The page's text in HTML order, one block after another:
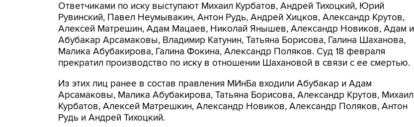
Ответчиками по иску выступают Михаил Курбатов, Андрей Тихоцкий, Юрий
Рувинский, Павел Неумывакин, Антон Рудь, Андрей Хицков, Александр Крутов,
Алексей Матрешин, Адам Мацаев, Николай Янышев, Александр Новиков, Адам и
Абубакар Арсамаковы, Владимир Катунин, Татьяна Борисова, Галина Шаханова,
Малика Абубакирова, Галина Фокина, Александр Поляков. Суд 18 февраля
прекратил производство по иску в отношении Шахановой в связи с ее смертью.
Из этих лиц ранее в состав правления МИнБа входили Абубакар и Адам
Арсамаковы, Малика Абубакирова, Татьяна Борисова, Александр Крутов, Михаил
Курбатов, Алексей Матрешкин, Александр Новиков, Александр Поляков, Антон
Рудь и Андрей Тихоцкий.